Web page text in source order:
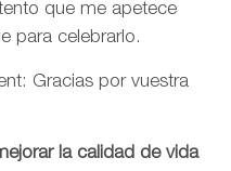
que me apetece
para celebrarlo.
Gracias por vuestra
la calidad de vida